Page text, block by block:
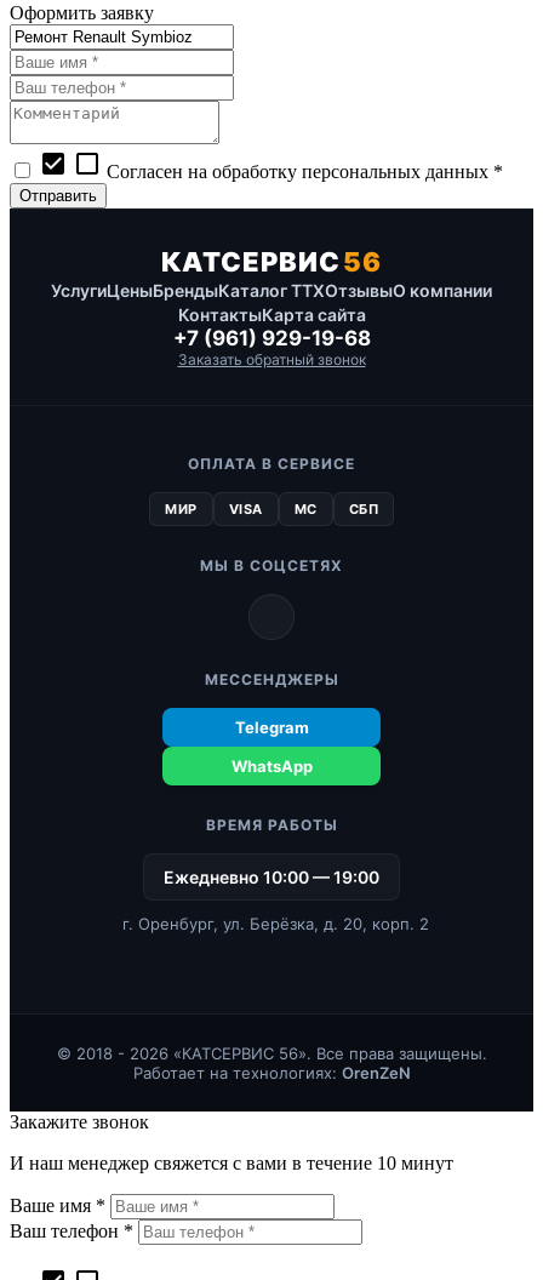
Оформить заявку
check_box check_box_outline_blank Согласен на обработку персональных данных *
КАТСЕРВИС56
УслугиЦеныБрендыКаталог ТТХОтзывыО компании
КонтактыКарта сайта
+7 (961) 929-19-68
Заказать обратный звонок
ОПЛАТА В СЕРВИСЕ
МИР VISA MC СБП
МЫ В СОЦСЕТЯХ
МЕССЕНДЖЕРЫ
Telegram
WhatsApp
ВРЕМЯ РАБОТЫ
Ежедневно 10:00 — 19:00
г. Оренбург, ул. Берёзка, д. 20, корп. 2
© 2018 - 2026 «КАТСЕРВИС 56». Все права защищены.
Работает на технологиях: OrenZeN
Закажите звонок
И наш менеджер свяжется с вами в течение 10 минут
Ваше имя *
Ваш телефон *